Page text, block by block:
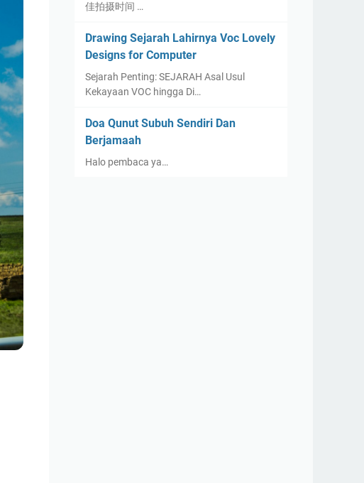
佳拍摄时间 …
Drawing Sejarah Lahirnya Voc Lovely
Designs for Computer
Sejarah Penting: SEJARAH Asal Usul
Kekayaan VOC hingga Di…
Doa Qunut Subuh Sendiri Dan
Berjamaah
Halo pembaca ya…